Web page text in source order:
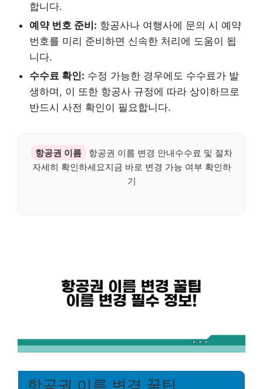
합니다.
예약 번호 준비: 항공사나 여행사에 문의 시 예약
번호를 미리 준비하면 신속한 처리에 도움이 됩
니다.
수수료 확인: 수정 가능한 경우에도 수수료가 발
생하며, 이 또한 항공사 규정에 따라 상이하므로
반드시 사전 확인이 필요합니다.
항공권 이름
항공권 이름 변경 안내수수료 및 절차
자세히 확인하세요지금 바로 변경 가능 여부 확인하
기
항공권 이름 변경 꿀팁